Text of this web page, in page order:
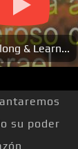
& Learn...
su poder